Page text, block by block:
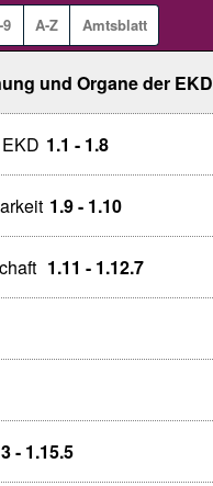
9 A-Z Amtsblatt
und Organe der EKD
1.1 - 1.8
1.9 - 1.10
1.11 - 1.12.7
- 1.15.5